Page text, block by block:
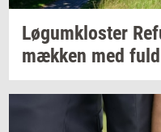
Løgum­klo­ster
mæk­ken med fuld